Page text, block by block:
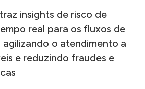
insights de risco de
real para os fluxos de
o atendimento a
​​e reduzindo fraudes e